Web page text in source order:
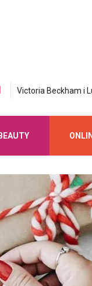
Mastná nerovná se
BEAUTY